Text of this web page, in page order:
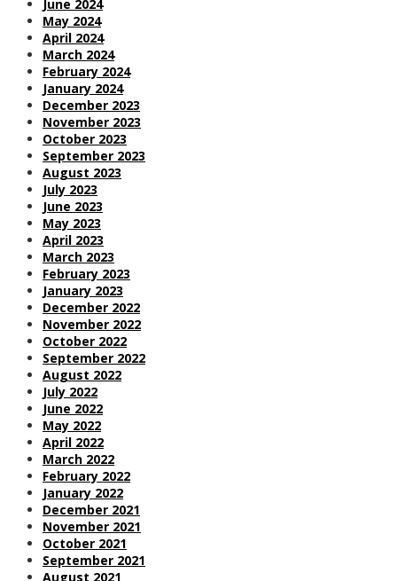
June 2024
May 2024
April 2024
March 2024
February 2024
January 2024
December 2023
November 2023
October 2023
September 2023
August 2023
July 2023
June 2023
May 2023
April 2023
March 2023
February 2023
January 2023
December 2022
November 2022
October 2022
September 2022
August 2022
July 2022
June 2022
May 2022
April 2022
March 2022
February 2022
January 2022
December 2021
November 2021
October 2021
September 2021
August 2021